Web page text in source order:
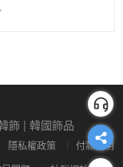
飾 | 韓國飾品
隱私權政策
付款說明